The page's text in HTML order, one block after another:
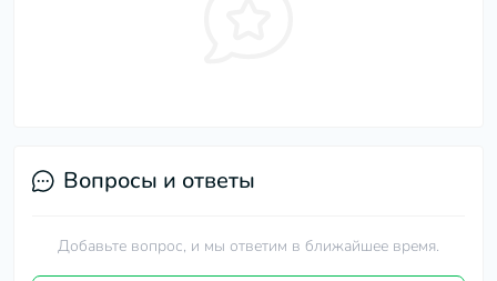
Вопросы и ответы
Добавьте вопрос, и мы ответим в ближайшее время.